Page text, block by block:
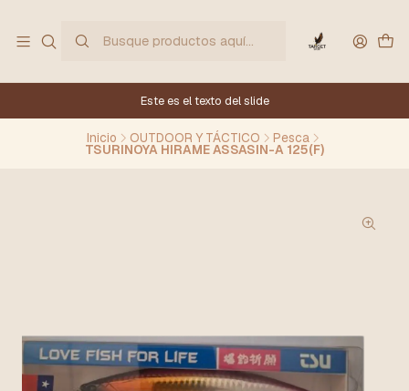
Este es el texto del slide
Inicio OUTDOOR Y TÁCTICO Pesca
TSURINOYA HIRAME ASSASIN-A 125(F)